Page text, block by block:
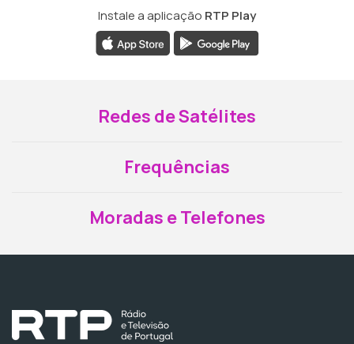
Instale a aplicação RTP Play
Redes de Satélites
Frequências
Moradas e Telefones